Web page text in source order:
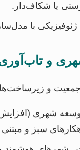
یا شکاف‌دار.
ژئوفیزیکی با
و زیرساخت‌ها
شهری
سبز و